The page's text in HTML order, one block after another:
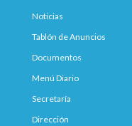
Noticias
Tablón de Anuncios
Documentos
Menú Diario
Secretaría
Dirección